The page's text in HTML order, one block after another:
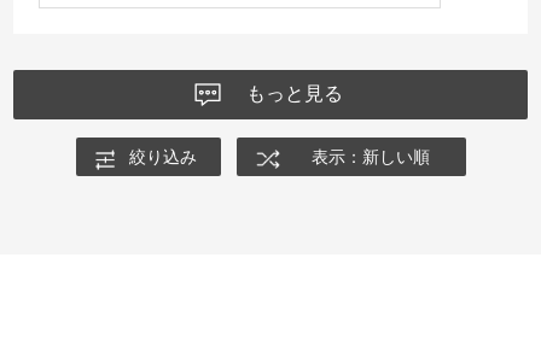
もっと見る
絞り込み 表示：新しい順